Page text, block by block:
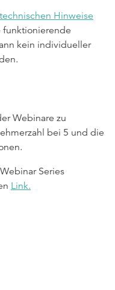
technischen Hinweise
kein individueller
Webinare zu
bei 5 und die
Series
Link.